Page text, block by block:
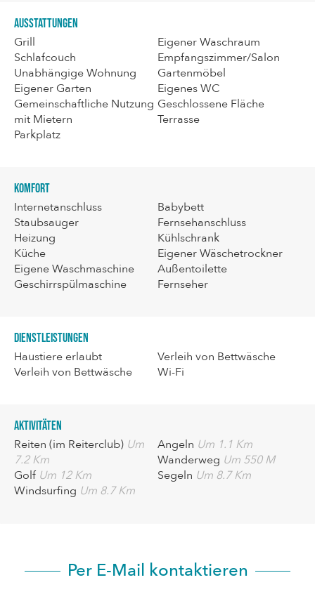
Ausstattungen
Grill
Schlafcouch
Unabhängige Wohnung
Eigener Garten
Gemeinschaftliche Nutzung
mit Mietern
Parkplatz
Eigener Waschraum
Empfangszimmer/Salon
Gartenmöbel
Eigenes WC
Geschlossene Fläche
Terrasse
Komfort
Internetanschluss
Staubsauger
Heizung
Küche
Eigene Waschmaschine
Geschirrspülmaschine
Babybett
Fernsehanschluss
Kühlschrank
Eigener Wäschetrockner
Außentoilette
Fernseher
Dienstleistungen
Haustiere erlaubt
Verleih von Bettwäsche
Verleih von Bettwäsche
Wi-Fi
Aktivitäten
Reiten (im Reiterclub) Um
7.2 Km
Golf Um 12 Km
Windsurfing Um 8.7 Km
Angeln Um 1.1 Km
Wanderweg Um 550 M
Segeln Um 8.7 Km
Per E-Mail kontaktieren